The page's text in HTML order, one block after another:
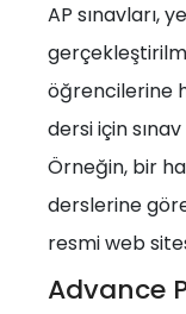
AP sınavları,
öğrencilerine
dersi için
Örneğin, bir
derslerine
resmi web
Advance